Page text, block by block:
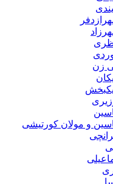
زن
و مولان کورتیشی